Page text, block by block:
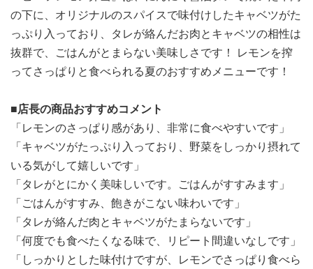
の下に、オリジナルのスパイスで味付けしたキャベツがた
っぷり入っており、タレが絡んだお肉とキャベツの相性は
抜群で、ごはんがとまらない美味しさです！ レモンを搾
ってさっぱりと食べられる夏のおすすめメニューです！
■店長の商品おすすめコメント
「レモンのさっぱり感があり、非常に食べやすいです」
「キャベツがたっぷり入っており、野菜をしっかり摂れて
いる気がして嬉しいです」
「タレがとにかく美味しいです。ごはんがすすみます」
「ごはんがすすみ、飽きがこない味わいです」
「タレが絡んだ肉とキャベツがたまらないです」
「何度でも食べたくなる味で、リピート間違いなしです」
「しっかりとした味付けですが、レモンでさっぱり食べら